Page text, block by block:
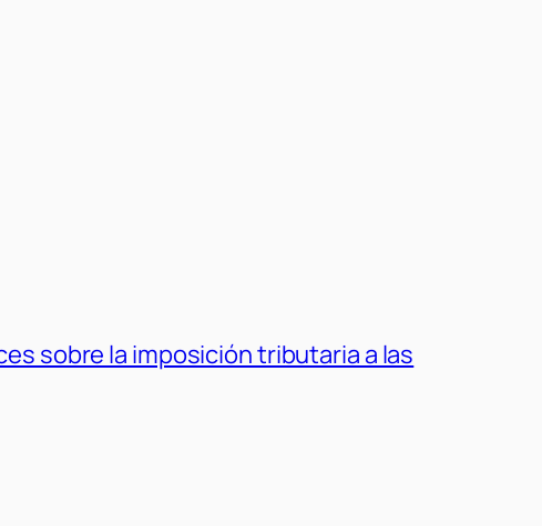
sobre la imposición tributaria a las